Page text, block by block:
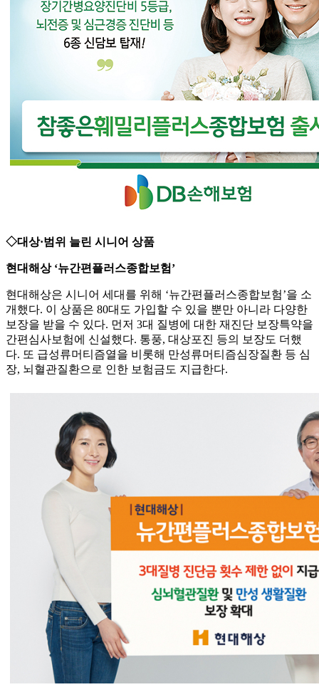
◇대상·범위 늘린 시니어 상품
현대해상 ‘뉴간편플러스종합보험’
현대해상은 시니어 세대를 위해 ‘뉴간편플러스종합보험’을 소
개했다. 이 상품은 80대도 가입할 수 있을 뿐만 아니라 다양한
보장을 받을 수 있다. 먼저 3대 질병에 대한 재진단 보장특약을
간편심사보험에 신설했다. 통풍, 대상포진 등의 보장도 더했
다. 또 급성류머티즘열을 비롯해 만성류머티즘심장질환 등 심
장, 뇌혈관질환으로 인한 보험금도 지급한다.